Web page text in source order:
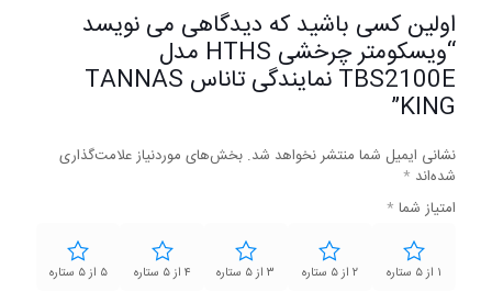
اولین کسی باشید که دیدگاهی می نویسد
“ویسکومتر چرخشی HTHS مدل
TBS2100E نمایندگی تاناس TANNAS
KING”
نشانی ایمیل شما منتشر نخواهد شد. بخش‌های موردنیاز علامت‌گذاری
شده‌اند *
امتیاز شما *
۱ از ۵ ستاره ۲ از ۵ ستاره ۳ از ۵ ستاره ۴ از ۵ ستاره ۵ از ۵ ستاره